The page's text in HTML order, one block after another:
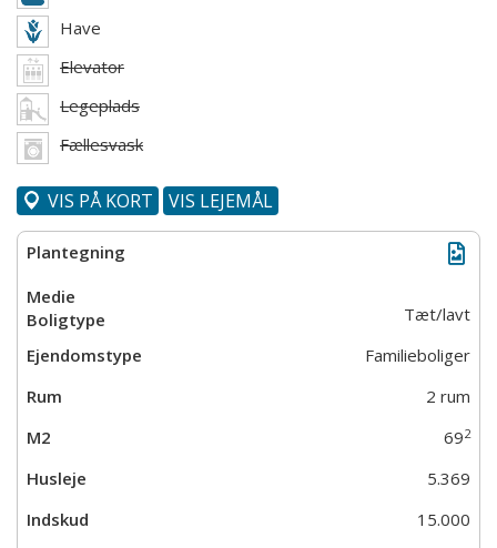
Have
Elevator
Legeplads
Fællesvask
VIS PÅ KORT VIS LEJEMÅL
Tæt/lavt
Familieboliger
2 rum
692
5.369
15.000